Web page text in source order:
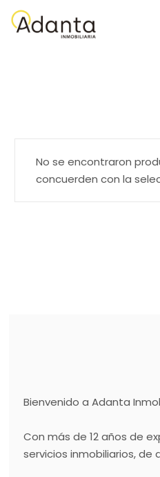
to
the
content
No se encontraron
concuerden con la
Bienvenido a Adanta
Con más de 12 años de
servicios inmobiliarios, de